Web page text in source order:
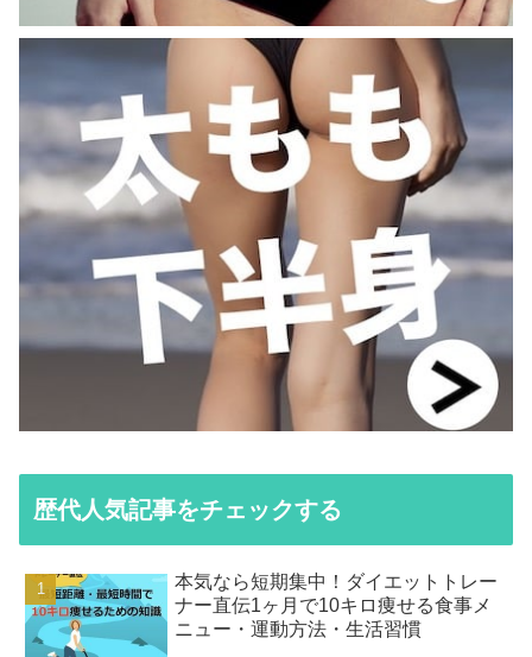
歴代人気記事をチェックする
本気なら短期集中！ダイエットトレー
ナー直伝1ヶ月で10キロ痩せる食事メ
ニュー・運動方法・生活習慣